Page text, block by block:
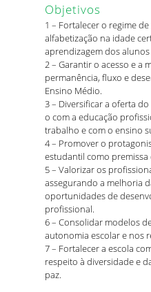
Objetivos
1 – Fortalecer o regime
alfabetização na idade
aprendizagem dos alunos
2 – Garantir o acesso e a
permanência, fluxo e
Ensino Médio.
3 – Diversificar a oferta
o com a educação
trabalho e com o ensino
4 – Promover o
estudantil como premissa
5 – Valorizar os
assegurando a melhoria
oportunidades de
profissional.
6 – Consolidar modelos
autonomia escolar e nos
7 – Fortalecer a escola
respeito à diversidade e
paz.